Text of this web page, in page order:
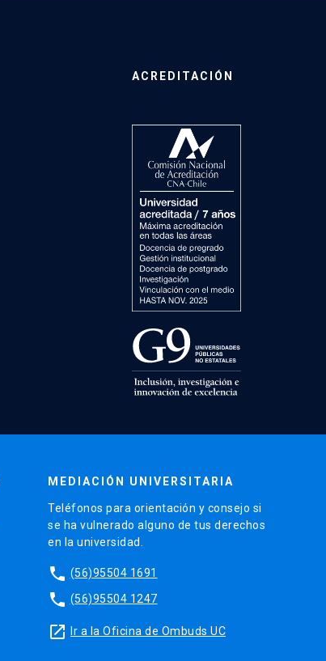
ACREDITACIÓN
MEDIACIÓN UNIVERSITARIA
Teléfonos para orientación y consejo si
se ha vulnerado alguno de tus derechos
en la universidad.
phone (56)95504 1691
phone (56)95504 1247
launch Ir a la Oficina de Ombuds UC